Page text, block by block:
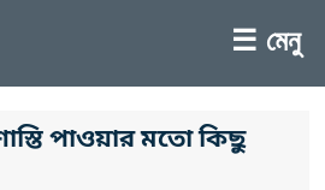
☰ মেনু
পাওয়ার মতো কিছু